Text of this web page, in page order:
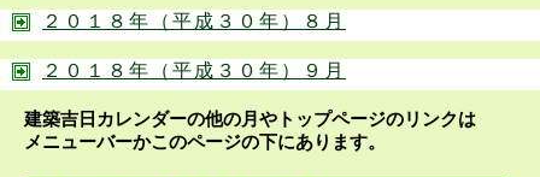
２０１８年（平成３０年）８月
２０１８年（平成３０年）９月
建築吉日カレンダーの他の月やトップページのリンクは
メニューバーかこのページの下にあります。